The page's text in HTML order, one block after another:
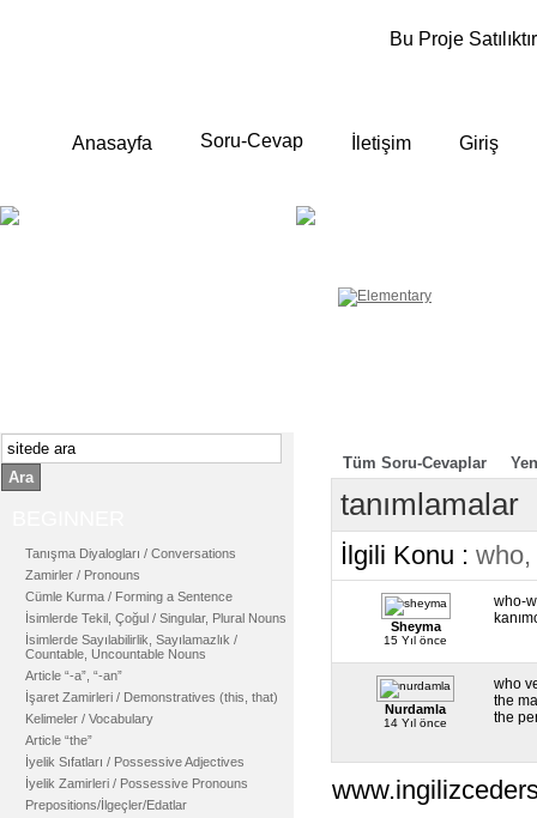
Bu Proje
Anasayfa Soru-Cevap İletişim Giriş
Ara
Tanışma Diyalogları / Conversations
Zamirler / Pronouns
Cümle Kurma / Forming a Sentence
İsimlerde Tekil, Çoğul / Singular, Plural Nouns
İsimlerde Sayılabilirlik, Sayılamazlık /
Countable, Uncountable Nouns
Article “-a”, “-an”
İşaret Zamirleri / Demonstratives (this, that)
Kelimeler / Vocabulary
Article “the”
İyelik Sıfatları / Possessive Adjectives
İyelik Zamirleri / Possessive Pronouns
Prepositions/İlgeçler/Edatlar
Tüm Soru-Cevaplar
tanımlamalar
İlgili Konu : who,
Sheyma
15 Yıl önce
who-
Nurdamla
14 Yıl önce
who
the
the